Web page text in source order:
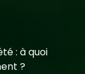
: à quoi
?